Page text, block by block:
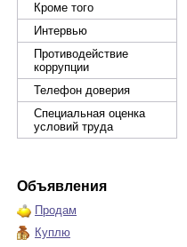
Кроме того
Интервью
Противодействие
коррупции
Телефон доверия
Специальная оценка
условий труда
Объявления
Продам
Куплю